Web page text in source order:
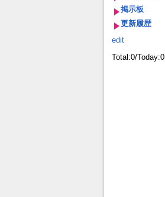
掲示板
更新履歴
edit
Total:0/Today:0